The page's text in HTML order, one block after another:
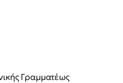
Γραμματέως